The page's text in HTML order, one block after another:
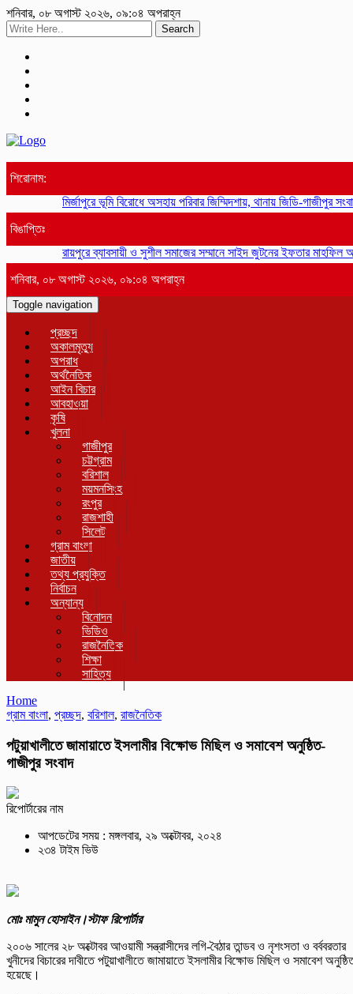
শনিবার, ০৮ অগাস্ট ২০২৬, ০৯:০৪ অপরাহ্ন
Search
শিরোনাম:
মির্জাপুরে ভূমি বিরোধে অসহায় পরিবার জিম্মিদশায়, থানায় জিডি-গাজীপুর সংবাদ
বিঙাপ্তিঃ
রায়পুরে ব্যাবসায়ী ও সুশীল সমাজের সম্মানে সাইদ জুটনের ইফতার মাহফিল
শনিবার, ০৮ অগাস্ট ২০২৬, ০৯:০৪ অপরাহ্ন
Toggle navigation
প্রচ্ছদ
অকালমৃত্যু
অপরাধ
অর্থনৈতিক
আইন বিচার
আবহাওয়া
কৃষি
খুলনা
গাজীপুর
চট্টগ্রাম
বরিশাল
ময়মনসিংহ
রংপুর
রাজশাহী
সিলেট
গ্রাম বাংলা
জাতীয়
তথ্য প্রযুক্তি
নির্বাচন
অন্যান্য
বিনোদন
ভিডিও
রাজনৈতিক
শিক্ষা
সাহিত্য
Home
গ্রাম বাংলা, প্রচ্ছদ, বরিশাল, রাজনৈতিক
পটুয়াখালীতে জামায়াতে ইসলামীর বিক্ষোভ মিছিল ও সমাবেশ অনুষ্ঠিত-
গাজীপুর সংবাদ
রিপোর্টারের নাম
আপডেটের সময় : মঙ্গলবার, ২৯ অক্টোবর, ২০২৪
২৩৪ টাইম ভিউ
মোঃ মামুন হোসাইন।স্টাফ রিপোর্টার
২০০৬ সালের ২৮ অক্টোবর আওয়ামী সন্ত্রাসীদের লগি-বৈঠার তান্ডব ও নৃশংসতা ও বর্ববরতার
খুনীদের বিচারের দাবীতে পটুয়াখালীতে জামায়াতে ইসলামীর বিক্ষোভ মিছিল ও সমাবেশ
হয়েছে।